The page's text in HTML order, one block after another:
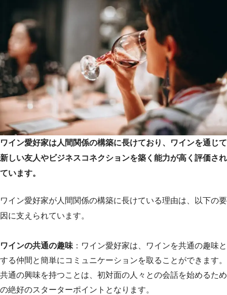
ワイン愛好家は人間関係の構築に長けており、ワインを通じて
新しい友人やビジネスコネクションを築く能力が高く評価され
ています。
ワイン愛好家が人間関係の構築に長けている理由は、以下の要
因に支えられています。
ワインの共通の趣味 ：ワイン愛好家は、ワインを共通の趣味と
する仲間と簡単にコミュニケーションを取ることができます。
共通の興味を持つことは、初対面の人々との会話を始めるため
の絶好のスターターポイントとなります。